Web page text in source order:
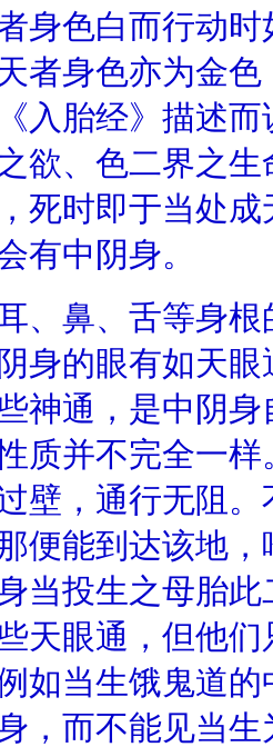
身色白而行动
者身色亦为金
入胎经》描述
欲、色二界之
死时即于当处
有中阴身。
、鼻、舌等身
身的眼有如天
神通，是中阴
质并不完全一
壁，通行无阻
便能到达该地
当投生之母胎
天眼通，但他
如当生饿鬼道
，而不能见当